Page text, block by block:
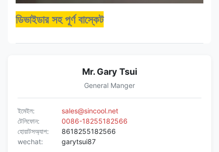
ডিভাইডার সহ পূর্ণ বাস্কেট
Mr. Gary Tsui
General Manger
ইমেইল:
sales@sincool.net
টেলিফোন:
0086-18255182566
হোয়াটসঅ্যাপ:
8618255182566
wechat:
garytsui87